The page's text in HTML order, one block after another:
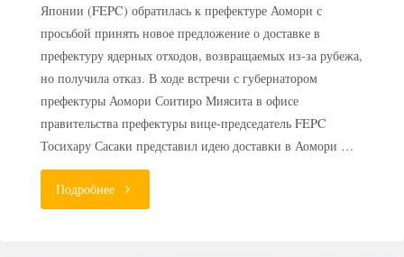
Японии (FEPC) обратилась к префектуре Аомори с
просьбой принять новое предложение о доставке в
префектуру ядерных отходов, возвращаемых из-за рубежа,
но получила отказ. В ходе встречи с губернатором
префектуры Аомори Соитиро Миясита в офисе
правительства префектуры вице-председатель FEPC
Тосихару Сасаки представил идею доставки в Аомори …
Подробнее"Японская